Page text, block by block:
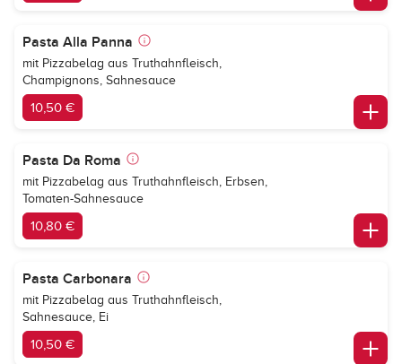
Pasta Alla Panna
mit Pizzabelag aus Truthahnfleisch,
Champignons, Sahnesauce
10,50 €
Pasta Da Roma
mit Pizzabelag aus Truthahnfleisch, Erbsen,
Tomaten-Sahnesauce
10,80 €
Pasta Carbonara
mit Pizzabelag aus Truthahnfleisch,
Sahnesauce, Ei
10,50 €